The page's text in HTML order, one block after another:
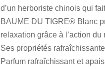
d’un herboriste chinois qui
BAUME DU TIGRE® Blanc
relaxation grâce à l’action du
Ses propriétés
Parfum rafraîchissant et